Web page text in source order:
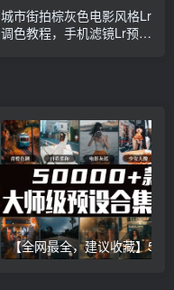
城市街拍棕灰色电影风格Lr
调色教程，手机滤镜Lr预设